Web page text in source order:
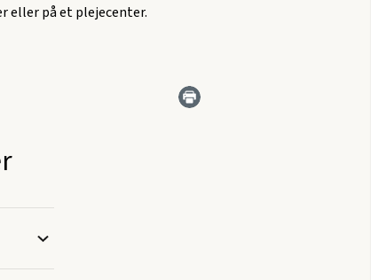
eller på et plejecenter.